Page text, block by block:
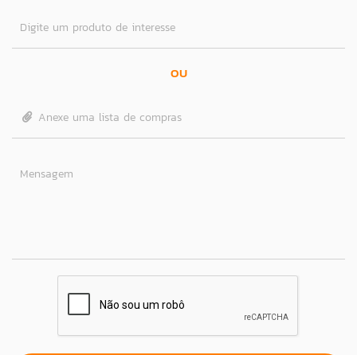
Digite um produto de interesse
OU
Anexe uma lista de compras
Mensagem